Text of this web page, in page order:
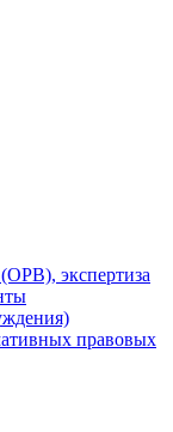
экспертиза
правовых